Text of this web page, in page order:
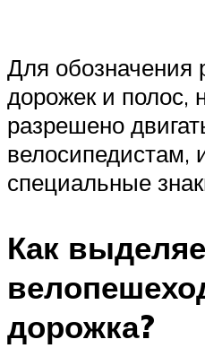
Для обозначения
дорожек и полос,
разрешено
велосипедистам,
специальные
Как
дорожка?